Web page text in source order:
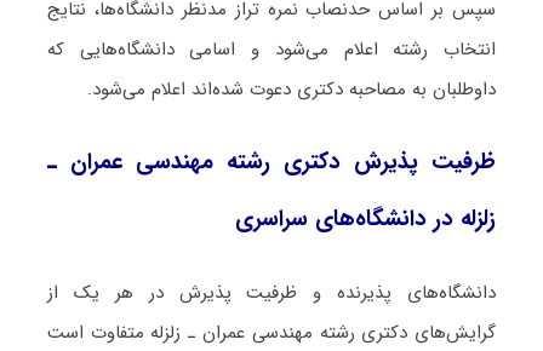
سپس بر اساس حدنصاب نمره تراز مدنظر دانشگاه‌ها، نتایج
انتخاب رشته اعلام می‌شود و اسامی دانشگاه‌هایی که
داوطلبان به مصاحبه دکتری دعوت شده‌اند اعلام می‌شود.
ظرفیت پذیرش دکتری رشته ﻣﻬﻨﺪسی ﻋﻤﺮان ـ
زﻟﺰﻟﻪ در دانشگاه‌های سراسری
دانشگاه‌های پذیرنده و ظرفیت پذیرش در هر یک از
گرایش‌های دکتری رشته ﻣﻬﻨﺪسی ﻋﻤﺮان ـ زﻟﺰﻟﻪ متفاوت است